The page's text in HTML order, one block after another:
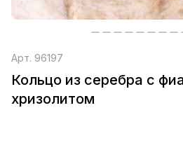
Арт. 96197
Кольцо из серебра с
хризолитом